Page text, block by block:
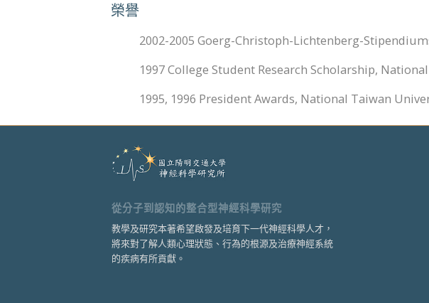
榮譽
2002-2005 Goerg-Christoph-Lichtenberg-
1997 College Student Research Scholarship,
1995, 1996 President Awards, National Taiwan
從分子到認知的整合型神經科學研究
教學及研究本著希望啟發及培育下一代神經科學人才，
將來對了解人類心理狀態、行為的根源及治療神經系統
的疾病有所貢獻。